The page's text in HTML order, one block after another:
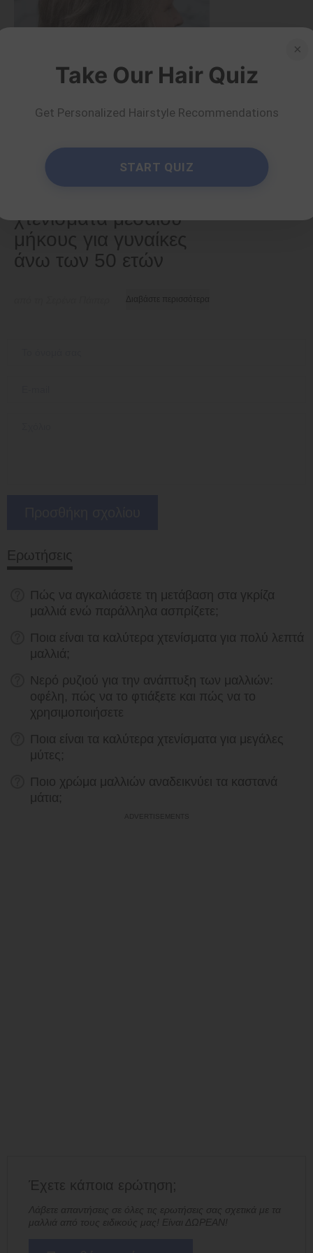
30 μοντέρνα
χτενίσματα μεσαίου
μήκους για γυναίκες
άνω των 50 ετών
Ερωτήσεις
Πώς να αγκαλιάσετε τη μετάβαση στα γκρίζα
μαλλιά ενώ παράλληλα ασπρίζετε;
Ποια είναι τα καλύτερα χτενίσματα για πολύ λεπτά
μαλλιά;
Νερό ρυζιού για την ανάπτυξη των μαλλιών:
οφέλη, πώς να το φτιάξετε και πώς να το
χρησιμοποιήσετε
Ποια είναι τα καλύτερα χτενίσματα για μεγάλες
μύτες;
Ποιο χρώμα μαλλιών αναδεικνύει τα καστανά
μάτια;
Έχετε κάποια ερώτηση;
Λάβετε απαντήσεις σε όλες τις ερωτήσεις σας σχετικά με τα
μαλλιά από τους ειδικούς μας! Είναι ΔΩΡΕΑΝ!
×
Take Our Hair Quiz
Get Personalized Hairstyle Recommendations
START QUIZ